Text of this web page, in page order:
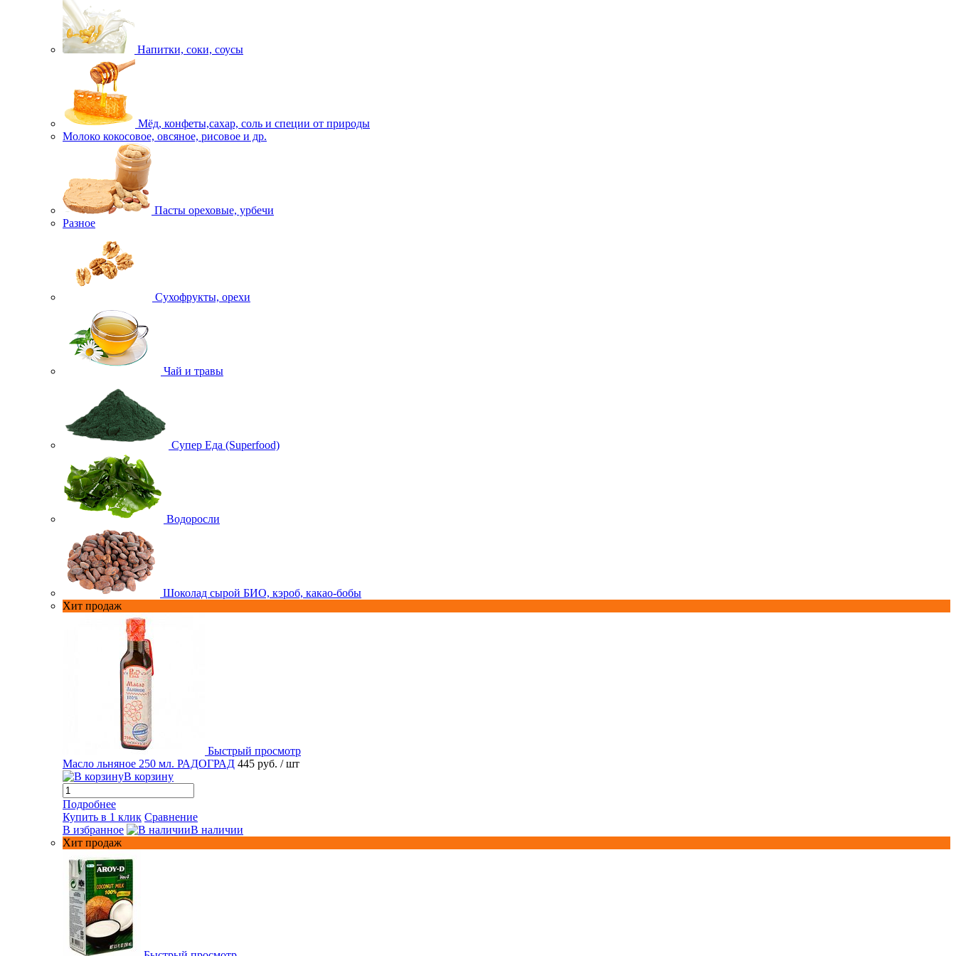
Напитки, соки, соусы
Мёд, конфеты,сахар, соль и специи от природы
Молоко кокосовое, овсяное, рисовое и др.
Пасты ореховые, урбечи
Разное
Сухофрукты, орехи
Чай и травы
Супер Еда (Superfood)
Водоросли
Шоколад сырой БИО, кэроб, какао-бобы
Хит продаж
Быстрый просмотр
Масло льняное 250 мл. РАДОГРАД 445 руб. / шт
В корзину
Подробнее
Купить в 1 клик Сравнение
В избранное
В наличии
Хит продаж